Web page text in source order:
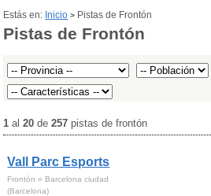
Estás en: Inicio > Pistas de Frontón
Pistas de Frontón
1 al20 de257 pistas de frontón
Vall Parc Esports
Frontón » Barcelona ciudad
(Barcelona)